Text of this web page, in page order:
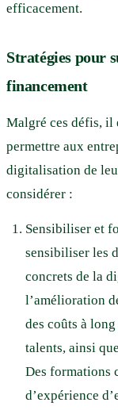
efficacement.
Stratégies pour
financement
Malgré ces défis, il
permettre aux
digitalisation de
considérer :
Sensibiliser et
sensibiliser les
concrets de la
l’amélioration
des coûts à
talents, ainsi
Des formations
d’expérience